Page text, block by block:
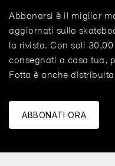
Abbonarsi è il miglior
aggiornati sullo
la rivista. Con soli
consegnati a casa tua,
Fotta è anche
ABBONATI ORA